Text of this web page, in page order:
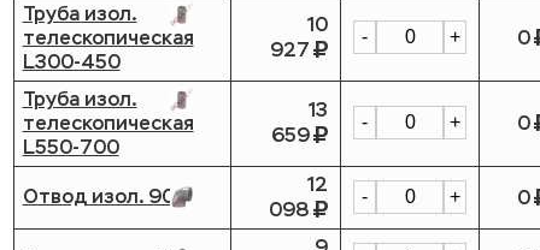
Труба изол.
телескопическая
L300-450
10
927
- + 0
Труба изол.
телескопическая
L550-700
13
659
- + 0
Отвод изол. 90
12
098
- + 0